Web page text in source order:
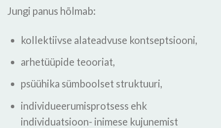
Jungi panus hõlmab:
kollektiivse alateadvuse kontseptsiooni,
arhetüüpide teooriat,
psüühika sümboolset struktuuri,
individueerumisprotsess ehk
individuatsioon- inimese kujunemist